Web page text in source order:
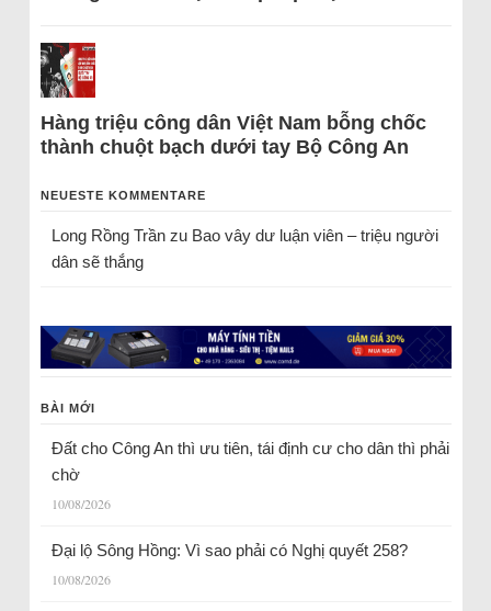
Hàng triệu công dân Việt Nam bỗng chốc
thành chuột bạch dưới tay Bộ Công An
NEUESTE KOMMENTARE
Long Rồng Trầnzu Bao vây dư luận viên – triệu người
dân sẽ thắng
BÀI MỚI
Đất cho Công An thì ưu tiên, tái định cư cho dân thì phải
chờ
10/08/2026
Đại lộ Sông Hồng: Vì sao phải có Nghị quyết 258?
10/08/2026